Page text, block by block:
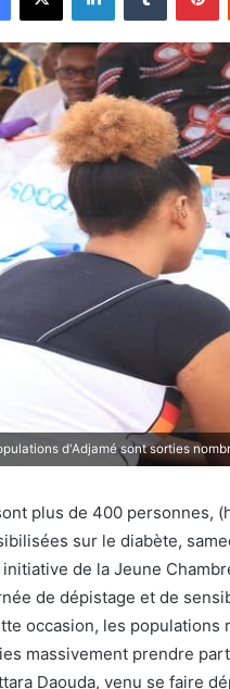
d'Adjamé sont sorties
plus de 400 personnes,
sur le diabète,
initiative de la Jeune
de dépistage et de
occasion, les
massivement prendre
Daouda, venu se faire